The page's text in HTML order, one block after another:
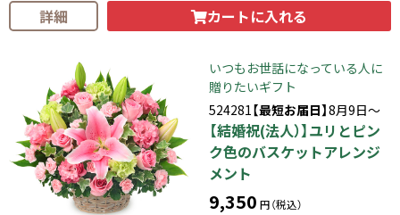
詳細 カートに入れる
いつもお世話になっている人に
贈りたいギフト
524281【最短お届日】8月9日～
【結婚祝(法人）】ユリとピン
ク色のバスケットアレンジ
メント
9,350 円（税込）